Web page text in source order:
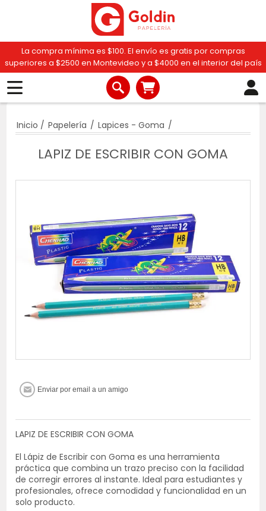
La compra mínima es $100. El envío es gratis por compras
superiores a $2500 en Montevideo y a $4000 en el interior del país
Inicio / Papelería / Lapices - Goma /
LAPIZ DE ESCRIBIR CON GOMA
LAPIZ DE ESCRIBIR CON GOMA
El Lápiz de Escribir con Goma es una herramienta
práctica que combina un trazo preciso con la facilidad
de corregir errores al instante. Ideal para estudiantes y
profesionales, ofrece comodidad y funcionalidad en un
solo producto.